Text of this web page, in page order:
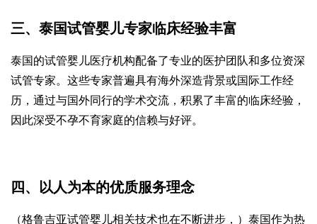
三、泰国试管婴儿专家临床经验丰富
泰国的试管婴儿医疗机构配备了专业的医护团队和多位资深
试管专家。这些专家普遍具有海外深造背景或国际工作经
历，通过与国外同行的学术交流，积累了丰富的临床经验，
因此深受不孕不育家庭的信赖与好评。
四、以人为本的优质服务理念
（格鲁吉亚试管婴儿相关技术也在不断进步，）泰国作为热